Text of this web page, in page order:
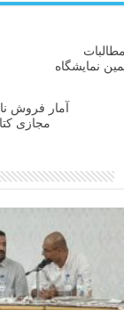
نمایشگاه
آمار فروش